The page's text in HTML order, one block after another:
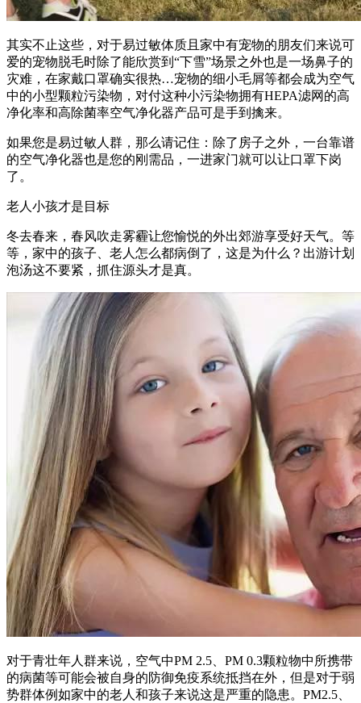
其实不止这些，对于易过敏体质且家中有宠物的朋友们来说可
爱的宠物脱毛时除了能欣赏到“下雪”场景之外也是一场鼻子的
灾难，在家戴口罩确实很热…宠物的细小毛屑等都会成为空气
中的小型颗粒污染物，对付这种小污染物拥有HEPA滤网的高
净化率和高除菌率空气净化器产品可是手到擒来。
如果您是易过敏人群，那么请记住：除了房子之外，一台靠谱
的空气净化器也是您的刚需品，一进家门就可以让口罩下岗
了。
老人小孩才是目标
冬去春来，春风吹走雾霾让您愉悦的外出郊游享受好天气。等
等，家中的孩子、老人怎么都病倒了，这是为什么？出游计划
泡汤这不要紧，抓住源头才是真。
对于青壮年人群来说，空气中PM 2.5、PM 0.3颗粒物中所携带
的病菌等可能会被自身的防御免疫系统抵挡在外，但是对于弱
势群体例如家中的老人和孩子来说这是严重的隐患。PM2.5、